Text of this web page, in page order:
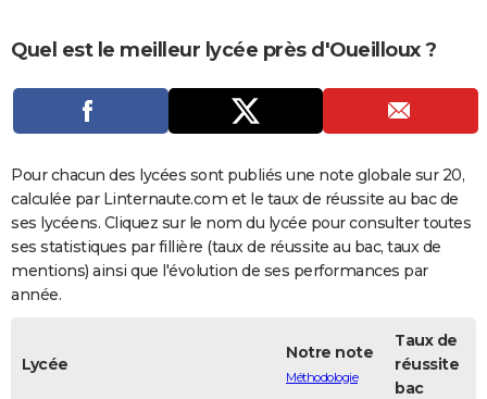
CARTE DE VOEUX
Carte de Noël
Carte Bonne année
Carte Saint-Valentin
Carte Pâques
Carte d'anniversaire
DICTIONNAIRE
COPAINS D'AVANT
S'inscrire
Se connecter
Lycées
Collèges
Primaires
Universités
Entreprises
Service militaire
Avis de recherche
AVIS DE DÉCÈS
FORUM
Quel est le meilleur lycée près d'Oueilloux ?
Pour chacun des lycées sont publiés une note globale sur 20,
calculée par Linternaute.com et le taux de réussite au bac de
ses lycéens. Cliquez sur le nom du lycée pour consulter toutes
ses statistiques par fillière (taux de réussite au bac, taux de
mentions) ainsi que l'évolution de ses performances par
année.
Lycée
Notre note
Méthodologie
Taux de
réussite
bac